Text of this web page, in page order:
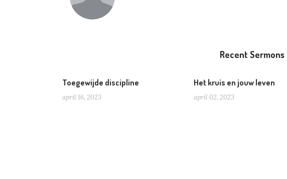
Recent Sermons
Toegewijde discipline
april 16, 2023
Het kruis en jouw leven
april 02, 2023